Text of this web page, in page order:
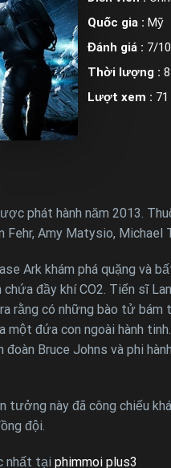
Quốc gia : Mỹ
Đánh giá : 7/
Thời lượng :
Lượt xem :
phát hành năm 2013.
Amy Matysio, Michael
Ark khám phá quặng và
đầy khí CO2. Tiến sĩ
rằng có những bào tử
một đứa con ngoài hành
Bruce Johns và phi
tưởng này đã công chiếu
đội.
nhất tại phimmoi plus3